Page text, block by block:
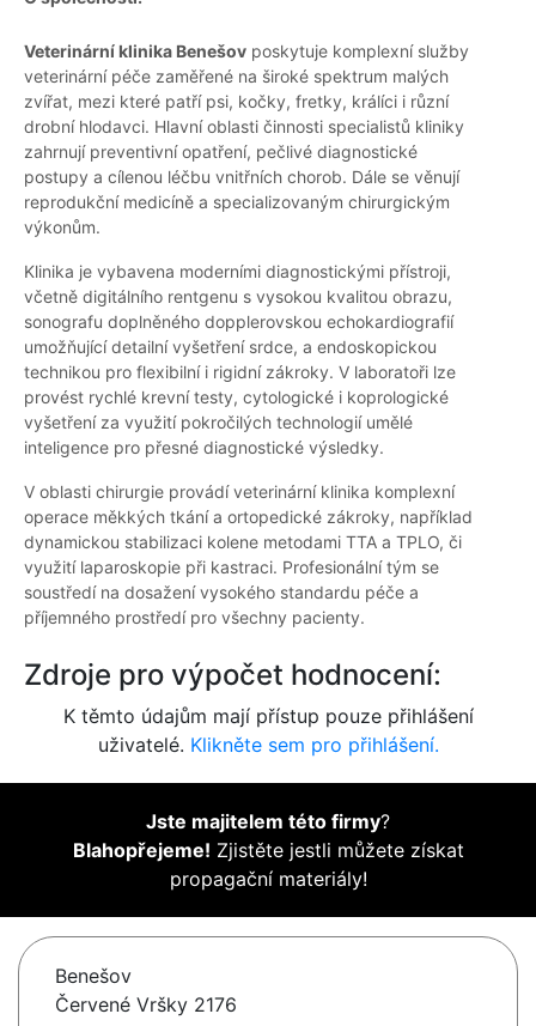
Veterinární klinika Benešov poskytuje komplexní služby
veterinární péče zaměřené na široké spektrum malých
zvířat, mezi které patří psi, kočky, fretky, králíci i různí
drobní hlodavci. Hlavní oblasti činnosti specialistů kliniky
zahrnují preventivní opatření, pečlivé diagnostické
postupy a cílenou léčbu vnitřních chorob. Dále se věnují
reprodukční medicíně a specializovaným chirurgickým
výkonům.
Klinika je vybavena moderními diagnostickými přístroji,
včetně digitálního rentgenu s vysokou kvalitou obrazu,
sonografu doplněného dopplerovskou echokardiografií
umožňující detailní vyšetření srdce, a endoskopickou
technikou pro flexibilní i rigidní zákroky. V laboratoři lze
provést rychlé krevní testy, cytologické i koprologické
vyšetření za využití pokročilých technologií umělé
inteligence pro přesné diagnostické výsledky.
V oblasti chirurgie provádí veterinární klinika komplexní
operace měkkých tkání a ortopedické zákroky, například
dynamickou stabilizaci kolene metodami TTA a TPLO, či
využití laparoskopie při kastraci. Profesionální tým se
soustředí na dosažení vysokého standardu péče a
příjemného prostředí pro všechny pacienty.
Zdroje pro výpočet hodnocení:
K těmto údajům mají přístup pouze přihlášení
uživatelé. Klikněte sem pro přihlášení.
Jste majitelem této firmy?
Blahopřejeme! Zjistěte jestli můžete získat
propagační materiály!
Benešov
Červené Vršky 2176